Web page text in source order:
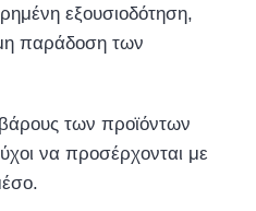
εξουσιοδότηση,
παράδοση των
των προϊόντων
να προσέρχονται με